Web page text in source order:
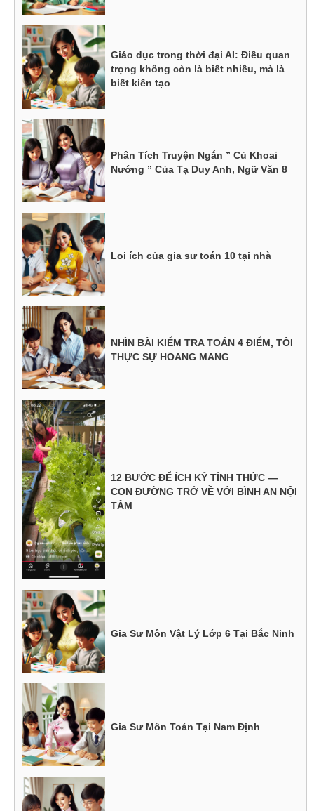
Giáo dục trong thời đại AI: Điều quan
trọng không còn là biết nhiều, mà là
biết kiến tạo
Phân Tích Truyện Ngắn ” Củ Khoai
Nướng ” Của Tạ Duy Anh, Ngữ Văn 8
Loi ích của gia sư toán 10 tại nhà
NHÌN BÀI KIỂM TRA TOÁN 4 ĐIỂM, TÔI
THỰC SỰ HOANG MANG
12 BƯỚC ĐỂ ÍCH KỶ TỈNH THỨC —
CON ĐƯỜNG TRỞ VỀ VỚI BÌNH AN NỘI
TÂM
Gia Sư Môn Vật Lý Lớp 6 Tại Bắc Ninh
Gia Sư Môn Toán Tại Nam Định